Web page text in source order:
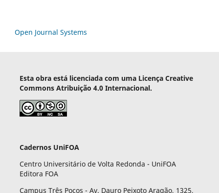
Open Journal Systems
Esta obra está licenciada com uma Licença Creative
Commons Atribuição 4.0 Internacional.
Cadernos UniFOA
Centro Universitário de Volta Redonda - UniFOA
Editora FOA
Campus Três Poços - Av. Dauro Peixoto Aragão, 1325,